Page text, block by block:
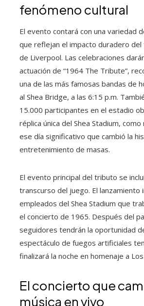
fenómeno cultural
El evento contará con una variedad
que reflejan el impacto duradero
de Liverpool. Las celebraciones
actuación de “1964 The Tribute”,
una de las más famosas bandas de
al Shea Bridge, a las 6:15 p.m.
15.000 participantes en el estadio
réplica única del Shea Stadium,
ese día significativo que cambió la
entretenimiento de masas.
El evento principal del tributo se
transcurso del juego. El lanzamiento
empleados del Shea Stadium que
el concierto de 1965. Después del
seguidores tendrán la oportunidad
espectáculo de fuegos artificiales
finalizará la noche en homenaje a
El concierto que
música en vivo